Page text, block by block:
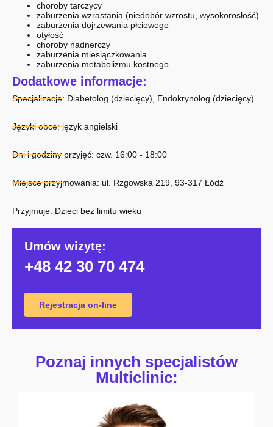
choroby tarczycy
zaburzenia wzrastania (niedobór wzrostu, wysokorosłość)
zaburzenia dojrzewania płciowego
otyłość
choroby nadnerczy
zaburzenia miesiączkowania
zaburzenia metabolizmu kostnego
Dodatkowe informacje:
Specjalizacje: Diabetolog (dziecięcy) Endokrynolog (dziecięcy)
Języki obce: język angielski
Dni i godziny przyjęć: czw. 16:00 - 18:00
Miejsce przyjmowania: ul. Rzgowska 219, 93-317 Łódź
Przyjmuje: Dzieci bez limitu wieku
Umów wizytę:
+48 42 30 70 474
Rejestracja on-line
Poznaj innych specjalistów
Multiclinic: